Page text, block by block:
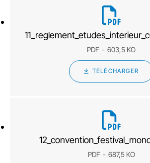
PDF 603,5 KO
TÉLÉCHARGER
PDF 687,5 KO